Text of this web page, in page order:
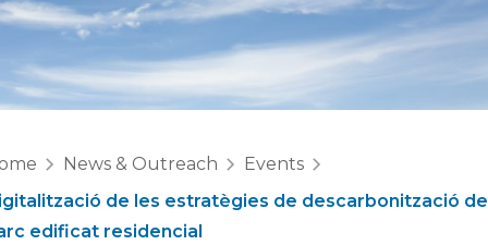
News & Outreach
Events
de les estratègies de descarbonització
edificat residencial